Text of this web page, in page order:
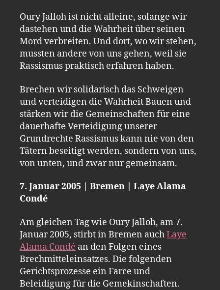
Oury Jalloh ist nicht alleine, solange wir
dastehen und die Wahrheit über seinen
Mord verbreiten. Und dort, wo wir stehen,
mussten andere von uns gehen, weil sie
Rassismus praktisch erfahren haben.
Brechen wir solidarisch das Schweigen
und verteidigen die Wahrheit Bauen und
stärken wir die Gemeinschaften für eine
dauerhafte Verteidigung unserer
Grundrechte Rassismus kann nie von den
Tätern beseitigt werden, sondern von uns,
von unten, und zwar nur gemeinsam.
7. Januar 2005 | Bremen | Laye Alama
Condé
Am gleichen Tag wie Oury Jalloh, am 7.
Januar 2005, stirbt in Bremen auchLaye
Alama Condé an den Folgen eines
Brechmitteleinsatzes. Die folgenden
Gerichtsprozesse ein Farce und
Beleidigung für die Gemekinschaften.